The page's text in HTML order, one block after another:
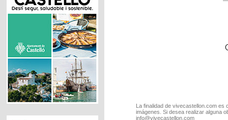
La finalidad de vivecastellon.com
imágenes. Si desea realizar alguna
info@vivecastellon.com